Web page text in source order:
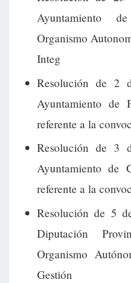
Ayuntamiento
Organismo
Integ
Resolución de 2
Ayuntamiento de
referente a la
Resolución de 3
Ayuntamiento de
referente a la
Resolución de 5
Diputación
Organismo
Gestión